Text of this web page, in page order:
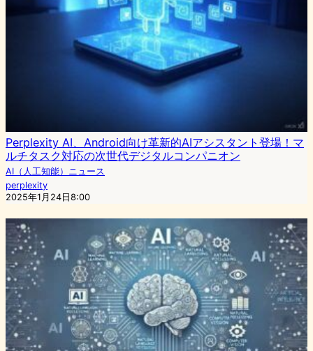
Perplexity AI、Android向け革新的AIアシスタント登場！マ
ルチタスク対応の次世代デジタルコンパニオン
AI（人工知能）ニュース
perplexity
2025年1月24日8:00